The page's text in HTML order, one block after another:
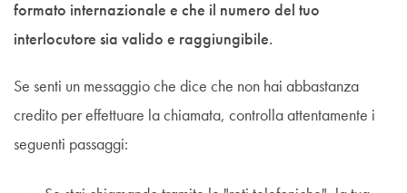
formato internazionale e che il numero del tuo
interlocutore sia valido e raggiungibile.
Se senti un messaggio che dice che non hai abbastanza
credito per effettuare la chiamata, controlla attentamente i
seguenti passaggi: